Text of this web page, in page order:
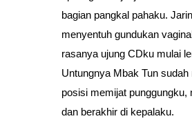
bagian pangkal pahaku.
menyentuh gundukan
rasanya ujung CDku mulai
Untungnya Mbak Tun sudah
posisi memijat punggungku,
dan berakhir di kepalaku.